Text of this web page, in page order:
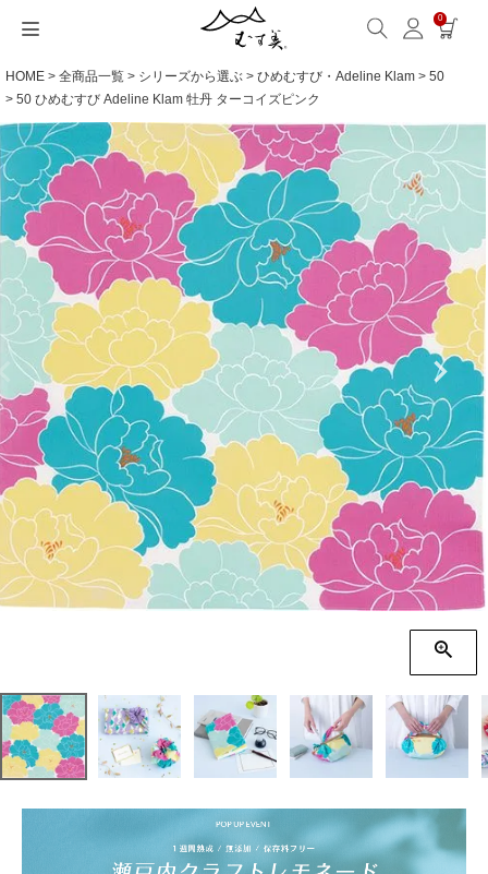
0
HOME 全商品一覧 シリーズから選ぶ ひめむすび・Adeline Klam
50
50 ひめむすび Adeline Klam 牡丹 ターコイズピンク
サイズから選ぶ
サイズ一覧
Sサイズ(約45～50cm)
Mサイズ(約68～70cm)
Lサイズ(約90～120cm)
XLサイズ(約130cm～)
ギフトシーンから選ぶ
ギフトシーン一覧
内祝い
婚礼・引出物
卒入学・就職祝い
弔事・法事
記念品
海外へのお土産
季節の贈り物
プチギフト
ギフトラッピング
シーンから選ぶ
シーン一覧
毎日使うもの
お買い物
旅行
インテリア
ギフトラッピング
とっておきの日
素材から選ぶ
撥水加工
綿(コットン)
ポリエステル
リネン
ウール
レーヨン
正絹(絹100％)
シリーズ名から選ぶ
全てのシリーズ
アクアドロップ(撥水)
ミナ ペルホネン
ひめむすび(Adeline Klam)
kata kata
鈴木マサル
こはれ
竹久夢二
伊砂文様
リバーシブル
ふくさ（念珠）・はんかち・書籍
ふくさ・念珠入れ
はんかち・手ぬぐい
ふろしき書籍
名入れ・ラッピング
名入れ・記念品
無料ラッピング
紙箱・木箱
発送・お問い合わせ
送料・お支払い方法
海外発送の方（English）
よくあるご質問
お問い合わせ
包み方・お手入れ
洗濯・お手入れ
包み方・使い方
ワークショップ案内
ブログ・特集
読みもの(ブログ)
特集
キャンペーン情報
読みもの(ブログ)
読みもの一覧
一升餅におすすめ
ストール巻き方
洋服カバー
ふろしきパッチン活用
特集
特集一覧
ECOバッグ 100cm
ECOバッグ 70cm
OUTDOOR
むす美とは
About us
お取引をご希望の方